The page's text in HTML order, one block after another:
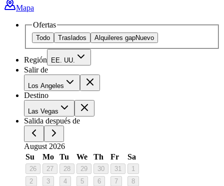
Mapa
Ofertas
Todo Traslados Alquileres gapNuevo
Región EE. UU.
Salir de
Los Angeles
Destino
Las Vegas
Salida después de
August 2026
Su
Mo Tu We Th Fr Sa
26 27 28 29 30 31
1
2
3 4 5 6 7
8